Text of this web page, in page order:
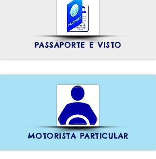
PASSAPORTE E VISTO
MOTORISTA PARTICULAR